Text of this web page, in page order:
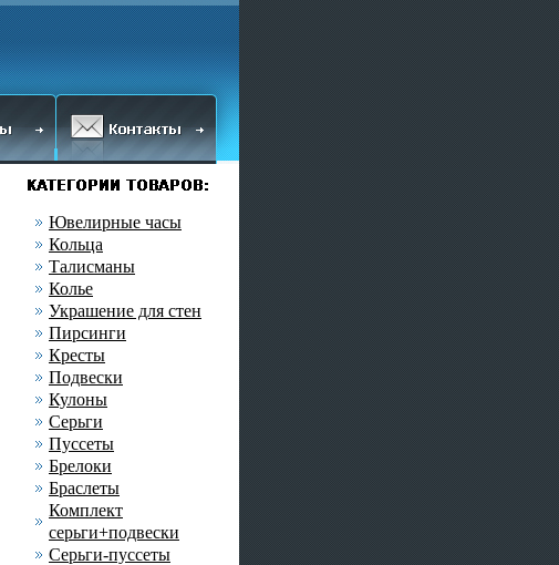
Ювелирные часы
Кольца
Талисманы
Колье
Украшение для стен
Пирсинги
Кресты
Подвески
Кулоны
Серьги
Пуссеты
Брелоки
Браслеты
Комплект
серьги+подвески
Серьги-пуссеты